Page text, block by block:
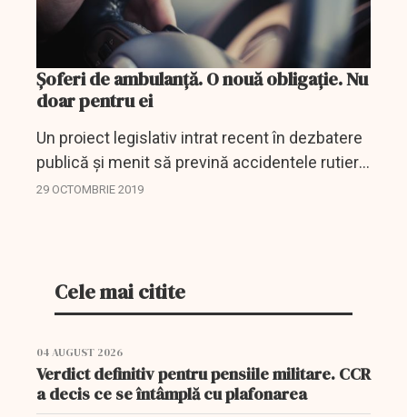
Șoferi de ambulanță. O nouă obligație. Nu
doar pentru ei
Un proiect legislativ intrat recent în dezbatere
publică și menit să prevină accidentele rutiere
îi trimite pe cei care condus mașini speciale,
29 OCTOMBRIE 2019
Cele mai citite
04 AUGUST 2026
Verdict definitiv pentru pensiile militare. CCR
a decis ce se întâmplă cu plafonarea